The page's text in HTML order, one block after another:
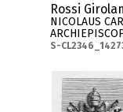
Rossi
NICOLAUS
S-